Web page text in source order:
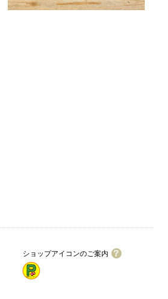
ショップアイコンのご案内